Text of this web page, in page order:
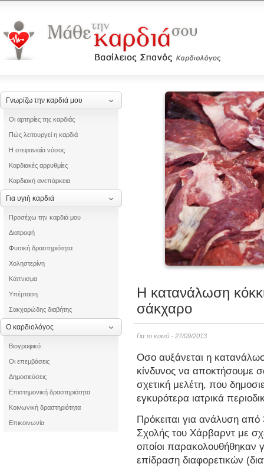
Γνωρίζω την καρδιά μου
Οι αρτηρίες της καρδιάς
Πώς λειτουργεί η καρδιά
Η στεφανιαία νόσος
Καρδιακές αρρυθμίες
Καρδιακή ανεπάρκεια
Για υγιή καρδιά
Προσέχω την καρδιά μου
Διατροφή
Φυσική δραστηριότητα
Χοληστερίνη
Κάπνισμα
Υπέρταση
Σακχαρώδης διαβήτης
Ο καρδιολόγος
Βιογραφικό
Οι επεμβάσεις
Δημοσιεύσεις
Επιστημονική δραστηριότητα
Κοινωνική δραστηριότητα
Επικοινωνία
Η κατανάλωση
σάκχαρο
Για το κοινό - 27/09/2013
Οσο αυξάνεται η
κίνδυνος να αποκτήσουμε
σχετική μελέτη, που
εγκυρότερα ιατρικά
Πρόκειται για ανάλυση από
Σχολής του Χάρβαρντ με
οποίοι παρακολουθήθηκαν
επίδραση διαφορετικών